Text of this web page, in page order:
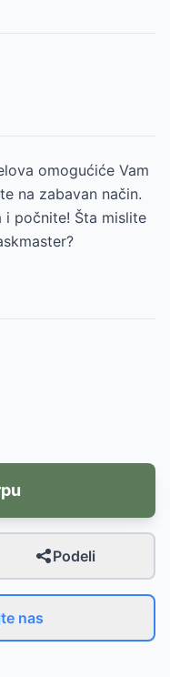
omogućiće Vam
na zabavan način.
i počnite! Šta mislite
Podeli
nas